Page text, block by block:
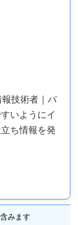
技術者｜パ
いようにイ
ち情報を発
みます